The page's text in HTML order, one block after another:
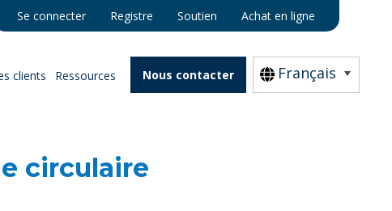
Se connecter Registre Soutien Achat en ligne
clients Ressources Nous contacter Français
circulaire